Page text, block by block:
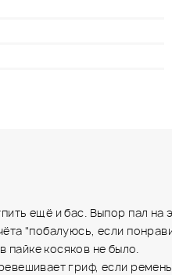
ещё и бас. Выпор пал
"побалуюсь, если
косяков не было.
гриф, если